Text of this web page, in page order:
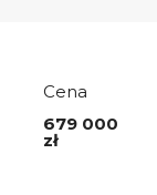
Cena
679 000
zł